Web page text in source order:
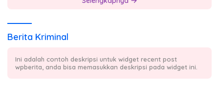
Berita Kriminal
Ini adalah contoh deskripsi untuk widget recent post
wpberita, anda bisa memasukkan deskripsi pada widget ini.